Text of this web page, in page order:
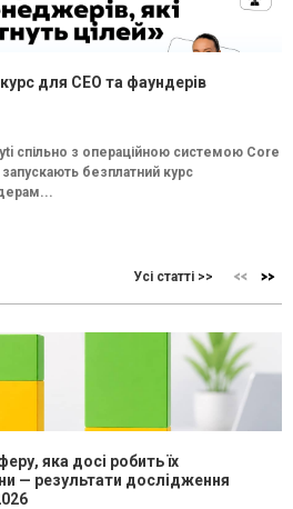
для CEO та фаундерів
спільно з операційною системою Core
безплатний курс
Усі статті >>
яка досі робить їх
— результати дослідження